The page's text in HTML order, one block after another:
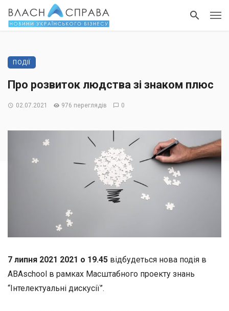
ПОДІЇ
Про розвиток людства зі знаком плюс
02.07.2021 976 переглядів 0
7 липня 2021 2021 о 19.45 відбудеться нова подія в
ABAschool в рамках Масштабного проекту знань
“Інтелектуальні дискусії”.